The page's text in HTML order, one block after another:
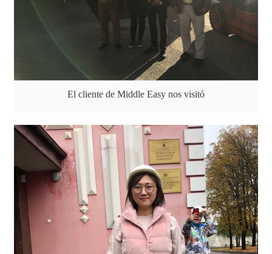
El cliente de Middle Easy nos visitó